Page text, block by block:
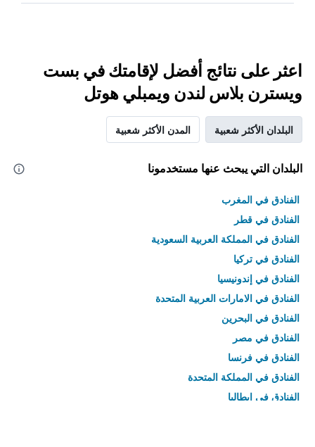
اعثر على نتائج أفضل لإقامتك في بست
ويسترن بلاس لندن ويمبلي هوتل
البلدان الأكثر شعبية المدن الأكثر شعبية
البلدان التي يبحث عنها مستخدمونا
الفنادق في المغرب
الفنادق في قطر
الفنادق في المملكة العربية السعودية
الفنادق في تركيا
الفنادق في إندونيسيا
الفنادق في الامارات العربية المتحدة
الفنادق في البحرين
الفنادق في مصر
الفنادق في فرنسا
الفنادق في المملكة المتحدة
الفنادق في إيطاليا